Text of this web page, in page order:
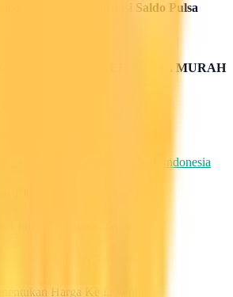
di halaman :
Cara isi Saldo Pulsa
SERVER PULSA MURAH
WhatsApp Massal Terbaik di Indonesia
Harga Ke Downline.